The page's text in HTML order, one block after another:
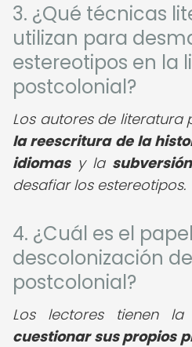
3. ¿Qué técnicas
utilizan para
estereotipos en la
postcolonial?
Los autores de literatura
la reescritura de la
idiomasy la
desafiar los estereotipos.
4. ¿Cuál es el
descolonización
postcolonial?
Los lectores tienen la
cuestionar sus propios